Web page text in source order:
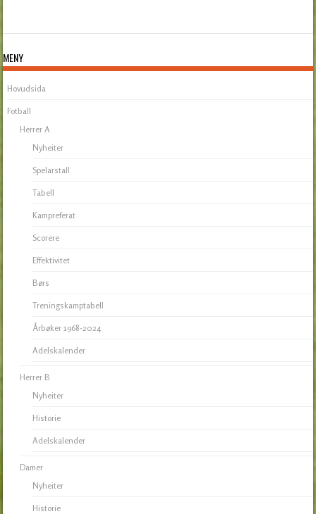
MENY
Hovudsida
Fotball
Herrer A
Nyheiter
Spelarstall
Tabell
Kampreferat
Scorere
Effektivitet
Børs
Treningskamptabell
Årbøker 1968-2024
Adelskalender
Herrer B
Nyheiter
Historie
Adelskalender
Damer
Nyheiter
Historie